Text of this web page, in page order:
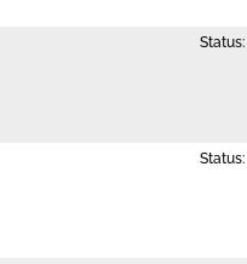
Status:
Status: